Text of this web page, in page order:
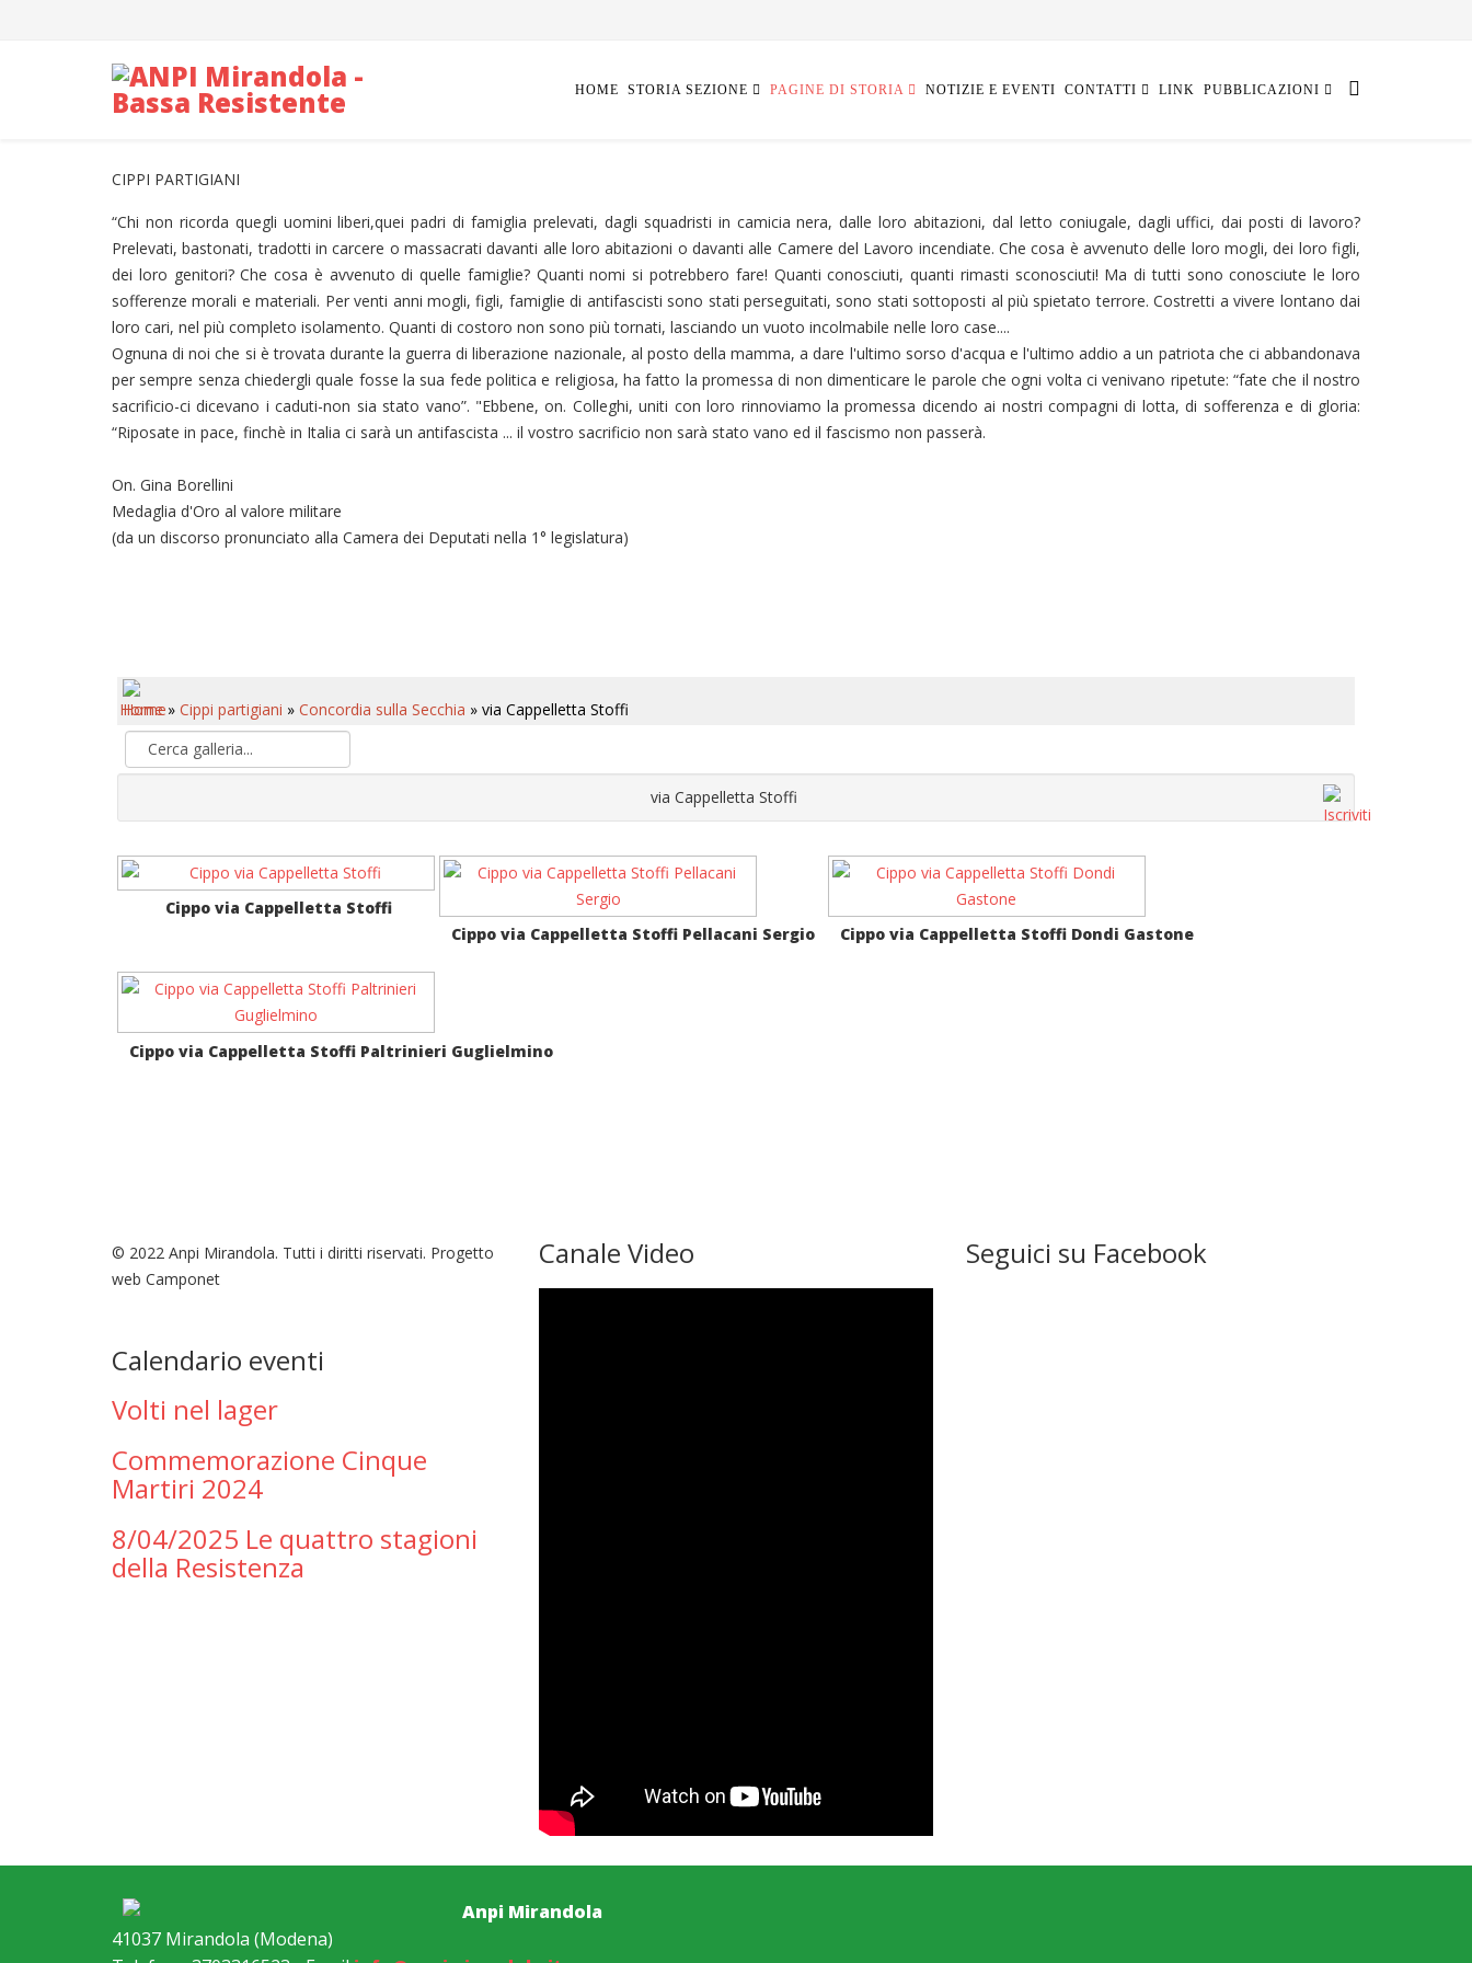
HOME STORIA SEZIONE PAGINE DI STORIA NOTIZIE E EVENTI CONTATTI LINK PUBBLICAZIONI
CIPPI PARTIGIANI
“Chi non ricorda quegli uomini liberi,quei padri di famiglia prelevati, dagli squadristi in camicia nera, dalle loro abitazioni, dal letto coniugale, dagli uffici, dai posti di lavoro?
Prelevati, bastonati, tradotti in carcere o massacrati davanti alle loro abitazioni o davanti alle Camere del Lavoro incendiate. Che cosa è avvenuto delle loro mogli, dei loro figli,
dei loro genitori? Che cosa è avvenuto di quelle famiglie? Quanti nomi si potrebbero fare! Quanti conosciuti, quanti rimasti sconosciuti! Ma di tutti sono conosciute le loro
sofferenze morali e materiali. Per venti anni mogli, figli, famiglie di antifascisti sono stati perseguitati, sono stati sottoposti al più spietato terrore. Costretti a vivere lontano dai
loro cari, nel più completo isolamento. Quanti di costoro non sono più tornati, lasciando un vuoto incolmabile nelle loro case....
Ognuna di noi che si è trovata durante la guerra di liberazione nazionale, al posto della mamma, a dare l'ultimo sorso d'acqua e l'ultimo addio a un patriota che ci abbandonava
per sempre senza chiedergli quale fosse la sua fede politica e religiosa, ha fatto la promessa di non dimenticare le parole che ogni volta ci venivano ripetute: “fate che il nostro
sacrificio-ci dicevano i caduti-non sia stato vano”. "Ebbene, on. Colleghi, uniti con loro rinnoviamo la promessa dicendo ai nostri compagni di lotta, di sofferenza e di gloria:
“Riposate in pace, finchè in Italia ci sarà un antifascista ... il vostro sacrificio non sarà stato vano ed il fascismo non passerà.
On. Gina Borellini
Medaglia d'Oro al valore militare
(da un discorso pronunciato alla Camera dei Deputati nella 1° legislatura)
Home» Cippi partigiani » Concordia sulla Secchia » via Cappelletta Stoffi
via Cappelletta Stoffi
Cippo via Cappelletta Stoffi
Cippo via Cappelletta Stoffi Pellacani Sergio
Cippo via Cappelletta Stoffi Dondi Gastone
Cippo via Cappelletta Stoffi Paltrinieri Guglielmino
© 2022 Anpi Mirandola. Tutti i diritti riservati. Progetto
web Camponet
Calendario eventi
Volti nel lager
Commemorazione Cinque
Martiri 2024
8/04/2025 Le quattro stagioni
della Resistenza
Canale Video Seguici su Facebook
Anpi Mirandola
41037 Mirandola (Modena)